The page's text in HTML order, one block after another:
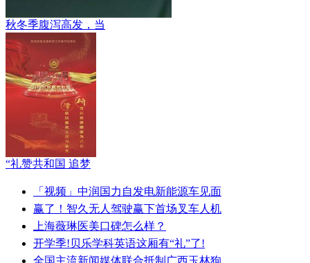
秋冬季腹泻高发，当
“礼赞共和国 追梦
「视频」中润国力自发电新能源车见面
赢了！智久无人驾驶赢下首场叉车人机
上海薇琳医美口碑怎么样？
开学季!贝乐学科英语这厢有“礼”了!
全国主流新闻媒体联合抵制广西玉林狗